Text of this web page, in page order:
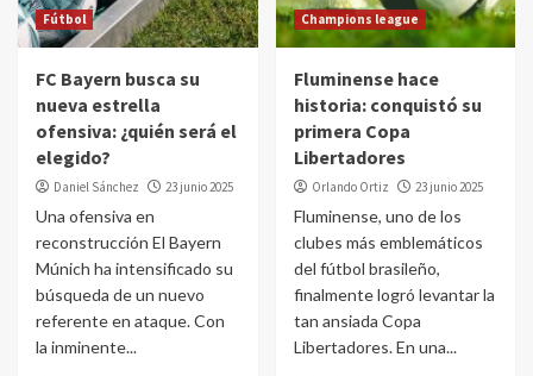
Fútbol
FC Bayern busca su
nueva estrella
ofensiva: ¿quién será el
elegido?
Daniel Sánchez 23 junio 2025
Una ofensiva en
reconstrucción El Bayern
Múnich ha intensificado su
búsqueda de un nuevo
referente en ataque. Con
la inminente...
Champions league
Fluminense hace
historia: conquistó su
primera Copa
Libertadores
Orlando Ortiz 23 junio 2025
Fluminense, uno de los
clubes más emblemáticos
del fútbol brasileño,
finalmente logró levantar la
tan ansiada Copa
Libertadores. En una...